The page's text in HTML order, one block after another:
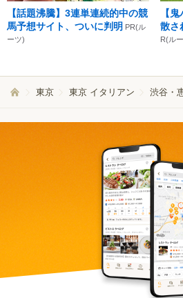
【話題沸騰】3連単連続的中の競
馬予想サイト、ついに判明 PR(ル
ーツ)
【
散さ
R(ル
東京 東京 イタリアン 渋谷・